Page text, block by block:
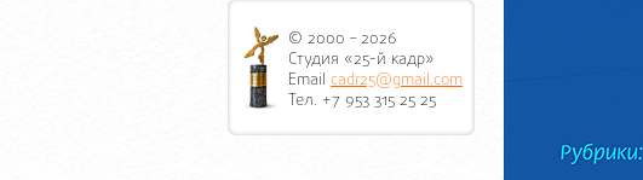
© 2000 – 2026
Студия «25-й кадр»
Email cadr25@gmail.com
Тел. +7 953 315 25 25